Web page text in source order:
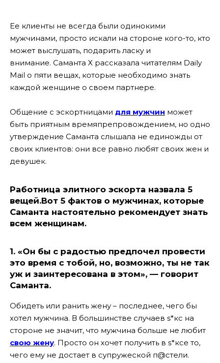
Ее клиенты не всегда были одинокими
мужчинами, просто искали на стороне кого-то, кто
может выслушать, подарить ласку и
внимание. Саманта Х рассказала читателям Daily
Mail о пяти вещах, которые необходимо знать
каждой женщине о своем партнере.
Общение с эскортницами для мужчин может
быть приятным времяпрепровождением, но одно
утверждение Саманта слышала не единожды от
своих клиентов: они все равно любят своих жен и
девушек.
Работница элитного эскорта назвала 5
вещей.Вот 5 фактов о мужчинах, которые
Саманта настоятельно рекомендует знать
всем женщинам.
1. «Он бы с радостью предпочел провести
это время с тобой, но, возможно, ты не так
уж и заинтересована в этом», — говорит
Саманта.
Обидеть или ранить жену – последнее, чего бы
хотел мужчина. В большинстве случаев s*кс на
стороне не значит, что мужчина больше не любит
свою жену. Просто он хочет получить в s*ксе то,
чего ему не достает в супружеской п@стели.